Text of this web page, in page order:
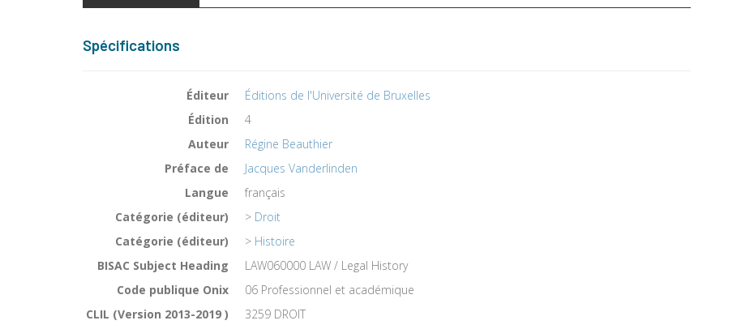
Spécifications
Éditeur
Éditions de l'Université de Bruxelles
Édition
4
Auteur
Régine Beauthier
Préface de
Jacques Vanderlinden
Langue
français
Catégorie (éditeur)
> Droit
Catégorie (éditeur)
> Histoire
BISAC Subject Heading
LAW060000 LAW / Legal History
Code publique Onix
06 Professionnel et académique
CLIL (Version 2013-2019 )
3259 DROIT